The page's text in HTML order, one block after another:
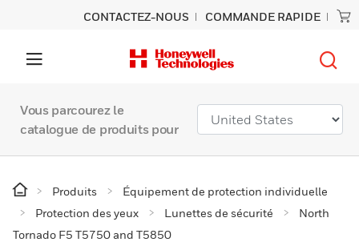
CONTACTEZ-NOUS COMMANDE RAPIDE
Vous parcourez le
catalogue de produits pour
Produits
Équipement de protection individuelle
Protection des yeux
Lunettes de sécurité
North
Tornado F5 T5750 and T5850